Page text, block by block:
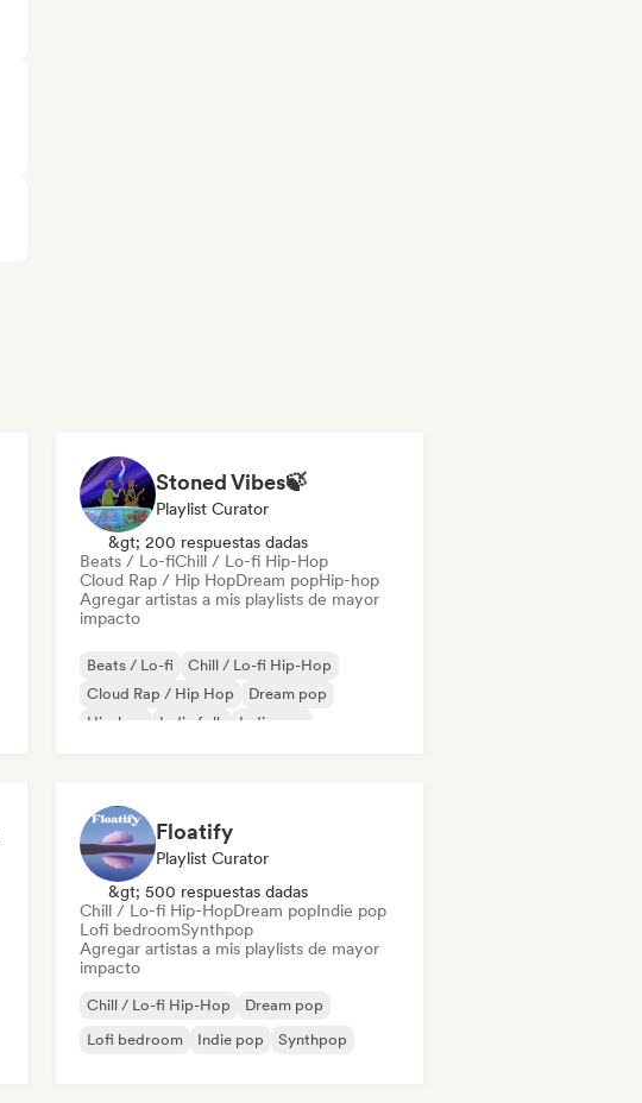
Stoned Vibes🍃
Playlist Curator
&gt; 200 respuestas dadas
Beats / Lo-fiChill / Lo-fi Hip-Hop
Cloud Rap / Hip HopDream popHip-hop
Agregar artistas a mis playlists de mayor
impacto
Beats / Lo-fi
Chill / Lo-fi Hip-Hop
Cloud Rap / Hip Hop
Dream pop
Hip-hop
Indie folk
Indie pop
Floatify
Playlist Curator
&gt; 500 respuestas dadas
Chill / Lo-fi Hip-HopDream popIndie pop
Lofi bedroomSynthpop
Agregar artistas a mis playlists de mayor
impacto
Chill / Lo-fi Hip-Hop
Dream pop
Lofi bedroom
Indie pop Synthpop